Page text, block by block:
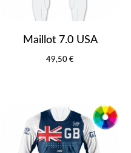
Maillot 7.0 USA
49,50 €